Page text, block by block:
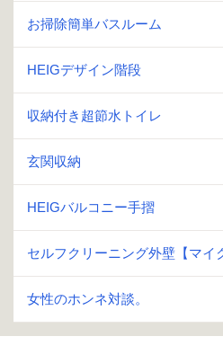
お掃除簡単バスルーム
HEIGデザイン階段
収納付き超節水トイレ
玄関収納
HEIGバルコニー手摺
セルフクリーニング外壁【マイ
女性のホンネ対談。